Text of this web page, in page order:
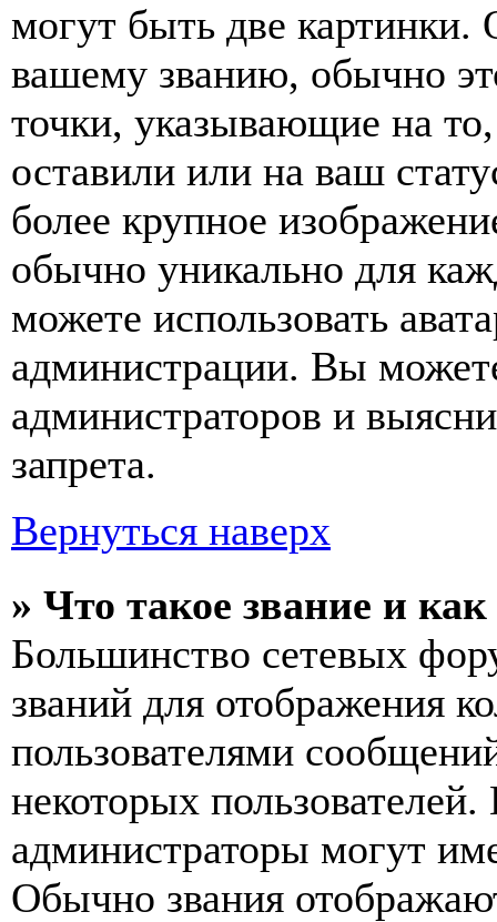
могут быть две картинки.
вашему званию, обычно
точки, указывающие на
оставили или на ваш
более крупное
обычно уникально для
можете использовать
администрации. Вы
администраторов и
запрета.
Вернуться наверх
» Что такое звание и
Большинство сетевых
званий для отображения
пользователями
некоторых
администраторы могут
Обычно звания